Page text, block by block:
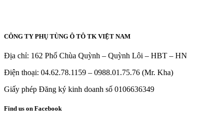
CÔNG TY PHỤ TÙNG Ô TÔ TK VIỆT NAM
Địa chỉ: 162 Phố Chùa Quỳnh – Quỳnh Lôi – HBT – HN
Điện thoại: 04.62.78.1159 – 0988.01.75.76 (Mr. Kha)
Giấy phép Đăng ký kinh doanh số 0106636349
Find us on Facebook